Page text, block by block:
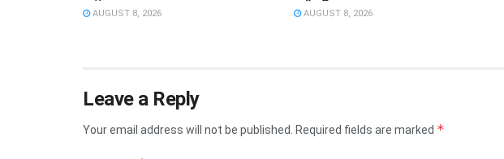
AUGUST 8, 2026 AUGUST 8, 2026
Leave a Reply
Your email address will not be published. Required fields are marked *